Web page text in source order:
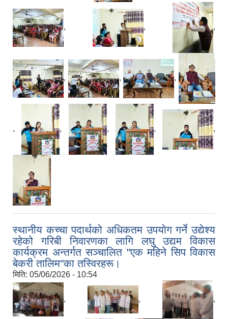
, , ,
, , ,
, , , , ,
स्थानीय कच्चा पदार्थको अधिकतम उपयोग गर्ने उद्येश्य
रहेको गरिबी निवारणका लागि लघु उद्यम विकास
कार्यक्रम अन्तर्गत सञ्चालित "एक महिने सिप विकास
बेकरी तालिम"का तस्विरहरू।
मिति: 05/06/2026 - 10:54
, , ,